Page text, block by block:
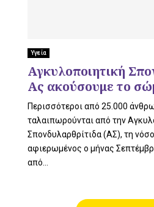
Υγεία
Αγκυλοποιητική
Ας ακούσουμε το
Περισσότεροι από 25.000
ταλαιπωρούνται από την
Σπονδυλαρθρίτιδα (ΑΣ), τη
αφιερωμένος ο μήνας
από...